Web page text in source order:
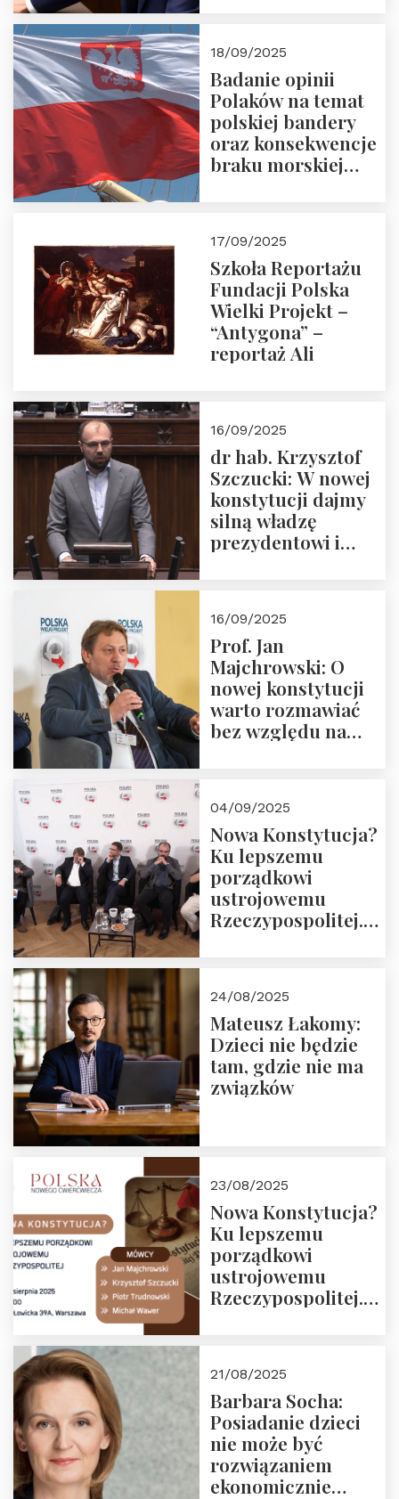
18/09/2025
Badanie opinii
Polaków na temat
polskiej bandery
oraz konsekwencje
braku morskiej
17/09/2025
Szkoła Reportażu
Fundacji Polska
Wielki Projekt –
“Antygona” –
reportaż Ali
16/09/2025
dr hab. Krzysztof
Szczucki: W nowej
konstytucji dajmy
silną władzę
prezydentowi i
16/09/2025
Prof. Jan
Majchrowski: O
nowej konstytucji
warto rozmawiać
bez względu na
04/09/2025
Nowa Konstytucja?
Ku lepszemu
porządkowi
ustrojowemu
Rzeczypospolitej.
24/08/2025
Mateusz Łakomy:
Dzieci nie będzie
tam, gdzie nie ma
związków
23/08/2025
Nowa Konstytucja?
Ku lepszemu
porządkowi
ustrojowemu
Rzeczypospolitej.
Nowego
Ćwierćwiecza”
21/08/2025
Barbara Socha:
Posiadanie dzieci
nie może być
rozwiązaniem
ekonomicznie